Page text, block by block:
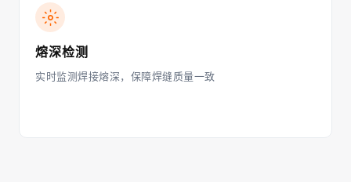
熔深检测
实时监测焊接熔深，保障焊缝质量一致